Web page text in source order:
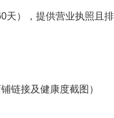
），提供营业执照且
接及健康度截图）